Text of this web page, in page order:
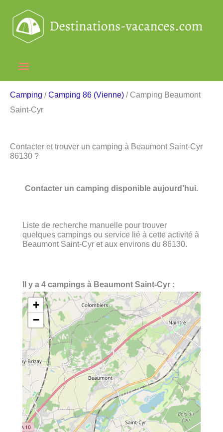
contenu
Menu
principal
Camping /Camping 86 (Vienne) / Camping Beaumont
Saint-Cyr
Contacter et trouver un camping à Beaumont Saint-Cyr
86130 ?
Contacter un camping disponible aujourd’hui.
Liste de recherche manuelle pour trouver
quelques campings ou service lié à cette activité à
Beaumont Saint-Cyr et aux environs du 86130.
Il y a 4 campings à Beaumont Saint-Cyr :
+
−